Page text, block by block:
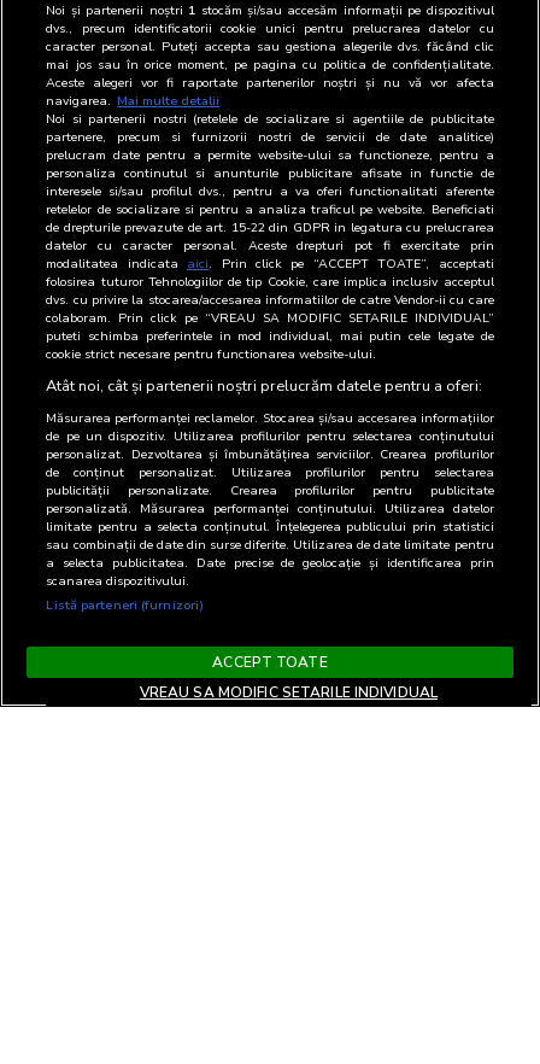
Difuzare Radu Aurora Director
0236-
460.875
Marketing
Gabriela
Cretu
Director
0236-
460.620;
0236-
460.719
Publicitate
Online
Adrian
Barbu
Director
0236-
460.620;
0236-
460.719
Publicitate
Print
Viorica Darie
Contabil
sef
0236-
Noi și partenerii noștri 1 stocăm și/sau accesăm informații pe dispozitivul
dvs., precum identificatorii cookie unici pentru prelucrarea datelor cu
caracter personal. Puteți accepta sau gestiona alegerile dvs. făcând clic
mai jos sau în orice moment, pe pagina cu politica de confidențialitate.
Aceste alegeri vor fi raportate partenerilor noștri și nu vă vor afecta
navigarea. Mai multe detalii
Noi si partenerii nostri (retelele de socializare si agentiile de publicitate
partenere, precum si furnizorii nostri de servicii de date analitice)
prelucram date pentru a permite website-ului sa functioneze, pentru a
personaliza continutul si anunturile publicitare afisate in functie de
interesele si/sau profilul dvs., pentru a va oferi functionalitati aferente
retelelor de socializare si pentru a analiza traficul pe website. Beneficiati
de drepturile prevazute de art. 15-22 din GDPR in legatura cu prelucrarea
datelor cu caracter personal. Aceste drepturi pot fi exercitate prin
modalitatea indicata aici. Prin click pe “ACCEPT TOATE”, acceptati
folosirea tuturor Tehnologiilor de tip Cookie, care implica inclusiv acceptul
dvs. cu privire la stocarea/accesarea informatiilor de catre Vendor-ii cu care
colaboram. Prin click pe “VREAU SA MODIFIC SETARILE INDIVIDUAL”
puteti schimba preferintele in mod individual, mai putin cele legate de
cookie strict necesare pentru functionarea website-ului.
Atât noi, cât și partenerii noștri prelucrăm datele pentru a oferi:
Măsurarea performanței reclamelor. Stocarea și/sau accesarea informațiilor
de pe un dispozitiv. Utilizarea profilurilor pentru selectarea conținutului
personalizat. Dezvoltarea și îmbunătățirea serviciilor. Crearea profilurilor
de conținut personalizat. Utilizarea profilurilor pentru selectarea
publicității personalizate. Crearea profilurilor pentru publicitate
personalizată. Măsurarea performanței conținutului. Utilizarea datelor
limitate pentru a selecta conținutul. Înțelegerea publicului prin statistici
sau combinații de date din surse diferite. Utilizarea de date limitate pentru
a selecta publicitatea. Date precise de geolocație și identificarea prin
scanarea dispozitivului.
Listă parteneri (furnizori)
ACCEPT TOATE
VREAU SA MODIFIC SETARILE INDIVIDUAL